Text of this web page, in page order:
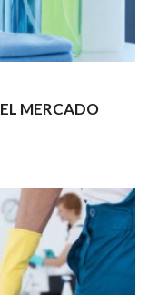
MERCADO